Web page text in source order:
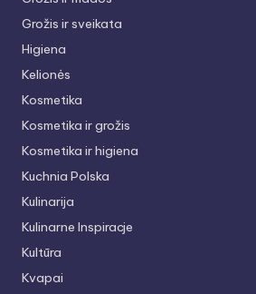
Grožis ir sveikata
Higiena
Kelionės
Kosmetika
Kosmetika ir grožis
Kosmetika ir higiena
Kuchnia Polska
Kulinarija
Kulinarne Inspiracje
Kultūra
Kvapai